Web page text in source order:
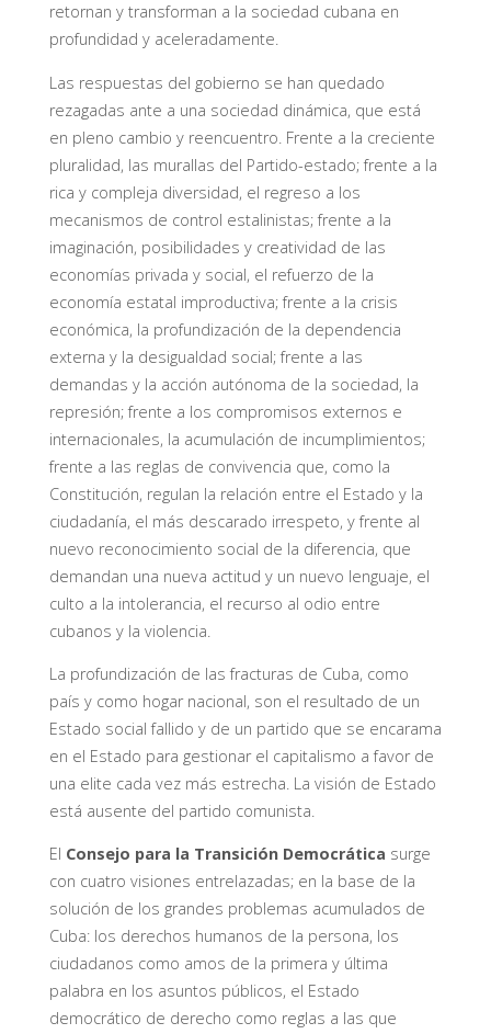
retornan y transforman a la sociedad cubana en
profundidad y aceleradamente.
Las respuestas del gobierno se han quedado
rezagadas ante a una sociedad dinámica, que está
en pleno cambio y reencuentro. Frente a la creciente
pluralidad, las murallas del Partido-estado; frente a la
rica y compleja diversidad, el regreso a los
mecanismos de control estalinistas; frente a la
imaginación, posibilidades y creatividad de las
economías privada y social, el refuerzo de la
economía estatal improductiva; frente a la crisis
económica, la profundización de la dependencia
externa y la desigualdad social; frente a las
demandas y la acción autónoma de la sociedad, la
represión; frente a los compromisos externos e
internacionales, la acumulación de incumplimientos;
frente a las reglas de convivencia que, como la
Constitución, regulan la relación entre el Estado y la
ciudadanía, el más descarado irrespeto, y frente al
nuevo reconocimiento social de la diferencia, que
demandan una nueva actitud y un nuevo lenguaje, el
culto a la intolerancia, el recurso al odio entre
cubanos y la violencia.
La profundización de las fracturas de Cuba, como
país y como hogar nacional, son el resultado de un
Estado social fallido y de un partido que se encarama
en el Estado para gestionar el capitalismo a favor de
una elite cada vez más estrecha. La visión de Estado
está ausente del partido comunista.
El Consejo para la Transición Democrática surge
con cuatro visiones entrelazadas; en la base de la
solución de los grandes problemas acumulados de
Cuba: los derechos humanos de la persona, los
ciudadanos como amos de la primera y última
palabra en los asuntos públicos, el Estado
democrático de derecho como reglas a las que